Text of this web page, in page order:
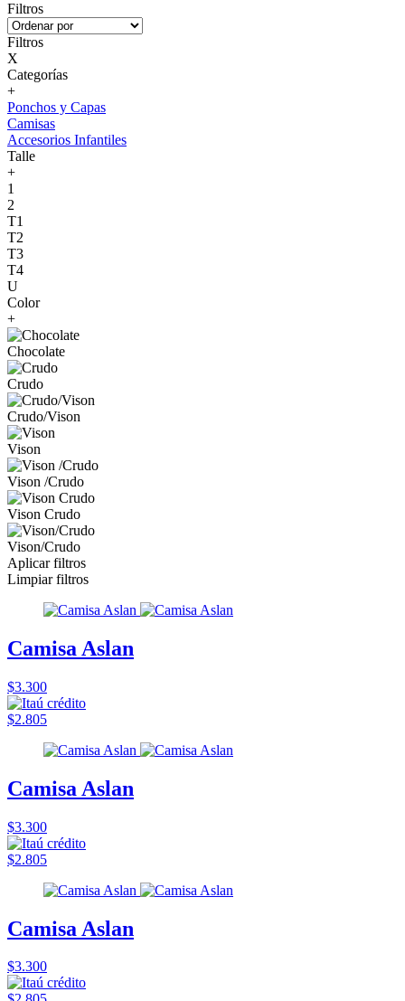
Filtros
Filtros
X
Categorías
+
Ponchos y Capas
Camisas
Accesorios Infantiles
Talle
+
1
2
T1
T2
T3
T4
U
Color
+
Chocolate
Crudo
Crudo/Vison
Vison
Vison /Crudo
Vison Crudo
Vison/Crudo
Aplicar filtros
Limpiar filtros
Camisa Aslan
$3.300
$2.805
Camisa Aslan
$3.300
$2.805
Camisa Aslan
$3.300